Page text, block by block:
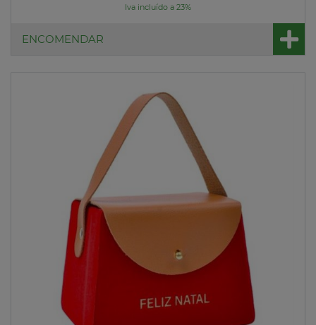
Iva incluído a 23%
ENCOMENDAR